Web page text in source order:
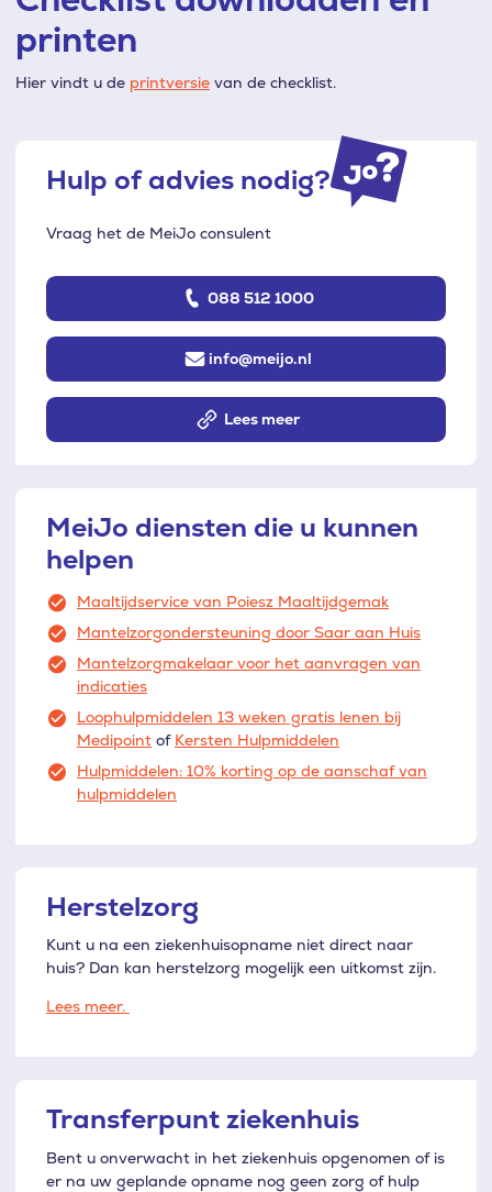
printen
Hier vindt u de printversie van de checklist.
Hulp of advies nodig?
Vraag het de MeiJo consulent
088 512 1000
info@meijo.nl
Lees meer
MeiJo diensten die u kunnen
helpen
Maaltijdservice van Poiesz Maaltijdgemak
Mantelzorgondersteuning door Saar aan Huis
Mantelzorgmakelaar voor het aanvragen van
indicaties
Loophulpmiddelen 13 weken gratis lenen bij
Medipoint of Kersten Hulpmiddelen
Hulpmiddelen: 10% korting op de aanschaf van
hulpmiddelen
Herstelzorg
Kunt u na een ziekenhuisopname niet direct naar
huis? Dan kan herstelzorg mogelijk een uitkomst zijn.
Lees meer.
Transferpunt ziekenhuis
Bent u onverwacht in het ziekenhuis opgenomen of is
er na uw geplande opname nog geen zorg of hulp